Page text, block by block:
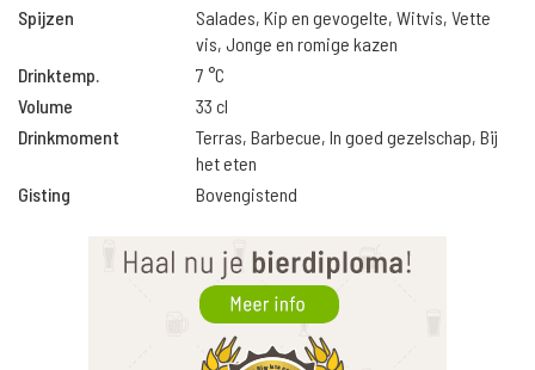
Spijzen
Salades, Kip en gevogelte, Witvis, Vette
vis, Jonge en romige kazen
Drinktemp.
7 °C
Volume
33 cl
Drinkmoment
Terras, Barbecue, In goed gezelschap, Bij
het eten
Gisting
Bovengistend